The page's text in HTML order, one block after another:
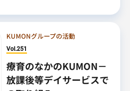
KUMONグループの活動
Vol.251
療育のなかのKUMON－
放課後等デイサービスで